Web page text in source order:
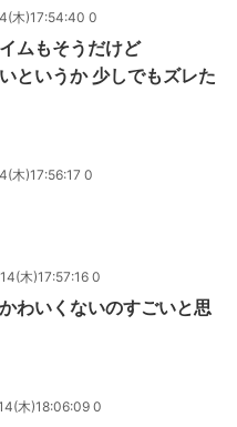
木)17:54:40 0
ムもそうだけど
というか 少しでもズレた
木)17:56:17 0
木)17:57:16 0
わいくないのすごいと思
木)18:06:09 0